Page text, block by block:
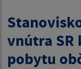
vnútra SR
pobytu